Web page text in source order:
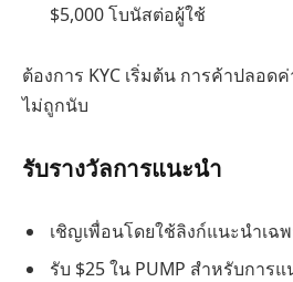
$5,000 โบนัสต่อผู้ใช้
ต้องการ KYC เริ่มต้น การค้าปลอด
ไม่ถูกนับ
รับรางวัลการแนะนำ
เชิญเพื่อนโดยใช้ลิงก์แนะนำเฉ
รับ $25 ใน PUMP สำหรับการ